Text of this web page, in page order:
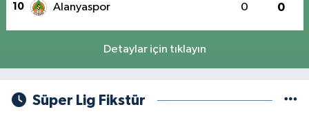
10 Alanyaspor 0 0
Detaylar için tıklayın
Süper Lig Fikstür